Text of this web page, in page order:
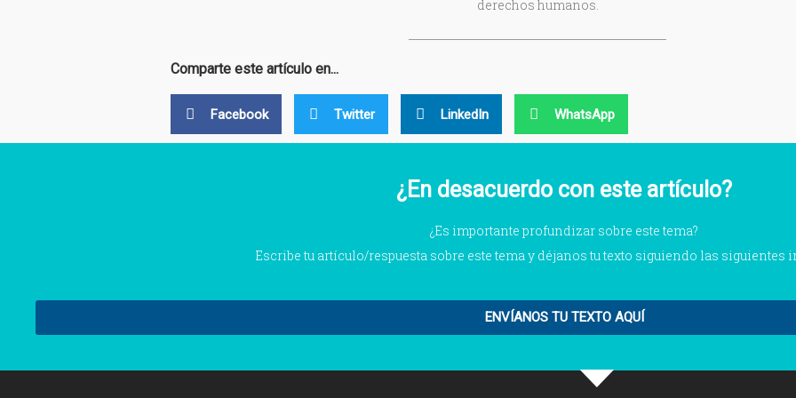
derechos humanos.
Comparte este artículo en...
Facebook Twitter LinkedIn WhatsApp
¿En desacuerdo con este artículo?
¿Es importante profundizar sobre este tema?
Escribe tu artículo/respuesta sobre este tema y déjanos tu texto siguiendo las siguientes
ENVÍANOS TU TEXTO AQUÍ